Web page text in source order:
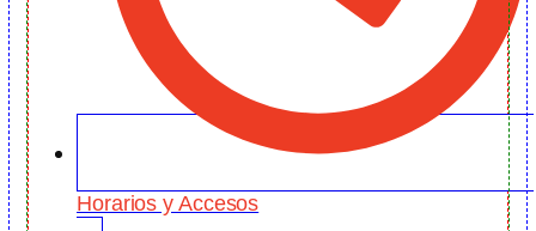
Horarios y Accesos